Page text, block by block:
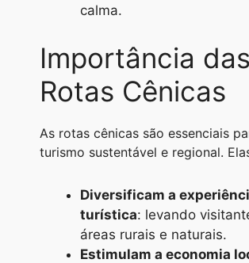
calma.
Importância das
Rotas Cênicas
As rotas cênicas são essenciais
turismo sustentável e regional.
Diversificam a
turística: levando
áreas rurais e naturais.
Estimulam a economia